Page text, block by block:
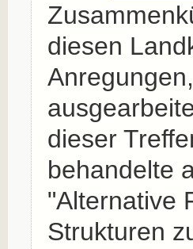
diesen
dieser
behandelte
"Alternative
Strukturen